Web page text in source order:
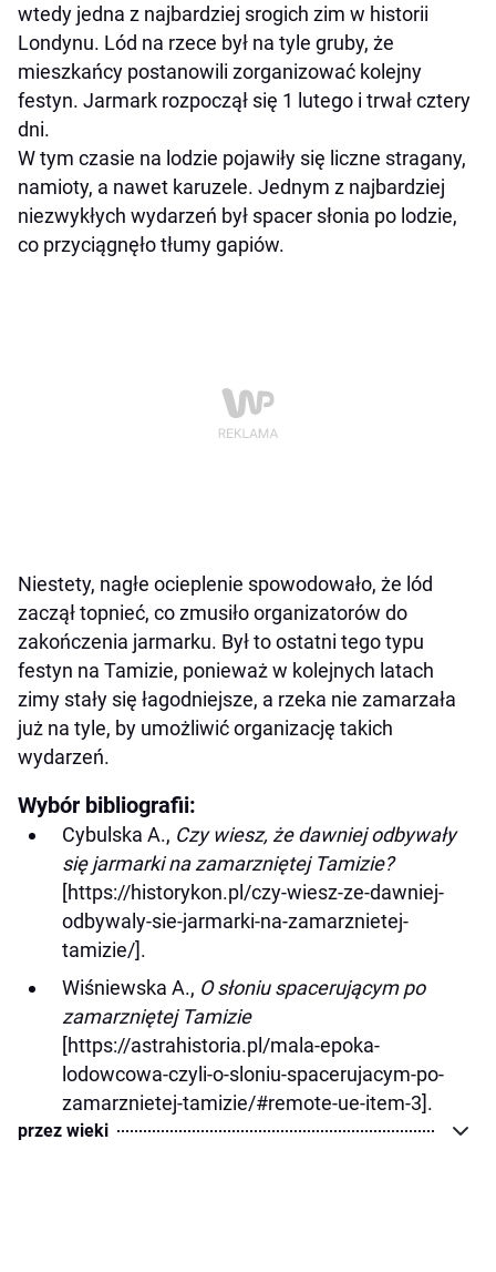
wtedy jedna z najbardziej srogich zim w historii
Londynu. Lód na rzece był na tyle gruby, że
mieszkańcy postanowili zorganizować kolejny
festyn. Jarmark rozpoczął się 1 lutego i trwał cztery
dni.
W tym czasie na lodzie pojawiły się liczne stragany,
namioty, a nawet karuzele. Jednym z najbardziej
niezwykłych wydarzeń był spacer słonia po lodzie,
co przyciągnęło tłumy gapiów.
Niestety, nagłe ocieplenie spowodowało, że lód
zaczął topnieć, co zmusiło organizatorów do
zakończenia jarmarku. Był to ostatni tego typu
festyn na Tamizie, ponieważ w kolejnych latach
zimy stały się łagodniejsze, a rzeka nie zamarzała
już na tyle, by umożliwić organizację takich
wydarzeń.
Wybór bibliografii:
Cybulska A., Czy wiesz, że dawniej odbywały
się jarmarki na zamarzniętej Tamizie?
[https://historykon.pl/czy-wiesz-ze-dawniej-
odbywaly-sie-jarmarki-na-zamarznietej-
tamizie/].
Wiśniewska A., O słoniu spacerującym po
zamarzniętej Tamizie
[https://astrahistoria.pl/mala-epoka-
lodowcowa-czyli-o-sloniu-spacerujacym-po-
zamarznietej-tamizie/#remote-ue-item-3].
przez wieki